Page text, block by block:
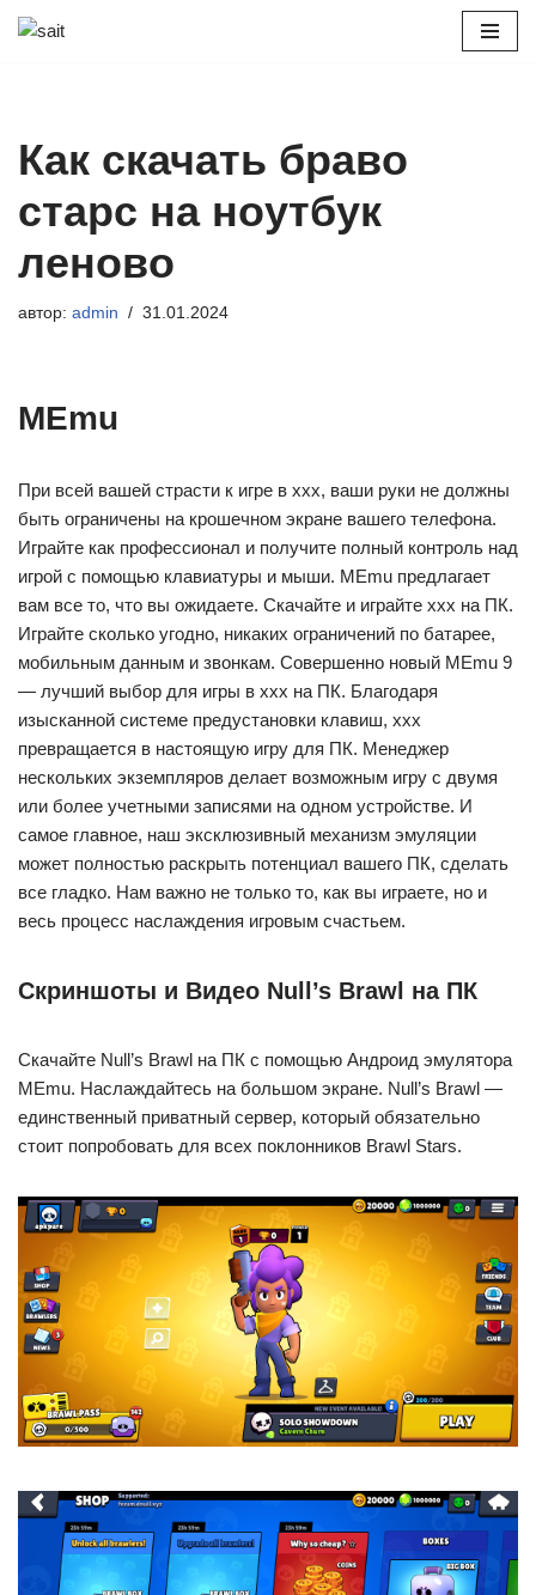
Как скачать браво
старс на ноутбук
леново
автор: admin 31.01.2024
MEmu
При всей вашей страсти к игре в ххх, ваши руки не должны
быть ограничены на крошечном экране вашего телефона.
Играйте как профессионал и получите полный контроль над
игрой с помощью клавиатуры и мыши. MEmu предлагает
вам все то, что вы ожидаете. Скачайте и играйте ххх на ПК.
Играйте сколько угодно, никаких ограничений по батарее,
мобильным данным и звонкам. Совершенно новый MEmu 9
— лучший выбор для игры в ххх на ПК. Благодаря
изысканной системе предустановки клавиш, ххх
превращается в настоящую игру для ПК. Менеджер
нескольких экземпляров делает возможным игру с двумя
или более учетными записями на одном устройстве. И
самое главное, наш эксклюзивный механизм эмуляции
может полностью раскрыть потенциал вашего ПК, сделать
все гладко. Нам важно не только то, как вы играете, но и
весь процесс наслаждения игровым счастьем.
Скриншоты и Видео Null’s Brawl на ПК
Скачайте Null’s Brawl на ПК с помощью Андроид эмулятора
MEmu. Наслаждайтесь на большом экране. Null’s Brawl —
единственный приватный сервер, который обязательно
стоит попробовать для всех поклонников Brawl Stars.